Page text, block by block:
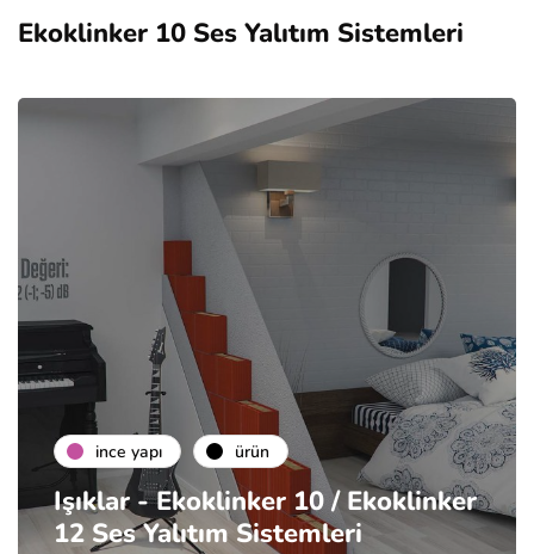
Ekoklinker 10 Ses Yalıtım Sistemleri
i̇nce yapı ürün
Işıklar - Ekoklinker 10 / Ekoklinker
12 Ses Yalıtım Sistemleri